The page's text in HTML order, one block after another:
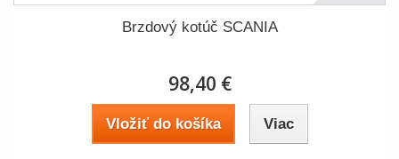
Brzdový kotúč SCANIA
98,40 €
Vložiť do košíka Viac